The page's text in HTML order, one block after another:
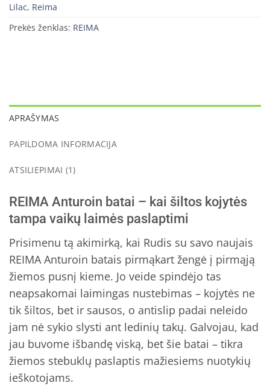
Lilac, Reima
Prekės ženklas: REIMA
APRAŠYMAS
PAPILDOMA INFORMACIJA
ATSILIEPIMAI (1)
REIMA Anturoin batai – kai šiltos kojytės
tampa vaikų laimės paslaptimi
Prisimenu tą akimirką, kai Rudis su savo naujais
REIMA Anturoin batais pirmąkart žengė į pirmąją
žiemos pusnį kieme. Jo veide spindėjo tas
neapsakomai laimingas nustebimas – kojytės ne
tik šiltos, bet ir sausos, o antislip padai neleido
jam nė sykio slysti ant ledinių takų. Galvojau, kad
jau buvome išbandę viską, bet šie batai – tikra
žiemos stebuklų paslaptis mažiesiems nuotykių
ieškotojams.